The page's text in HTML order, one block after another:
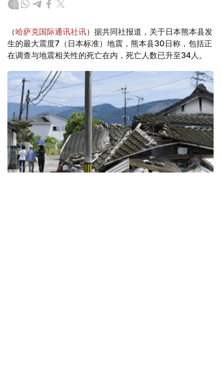
（哈萨克国际通讯社讯）据共同社报道，关于日本熊本县发
生的最大震度7（日本标准）地震，熊本县30日称，包括正
在调查与地震相关性的死亡在内，死亡人数已升至34人。